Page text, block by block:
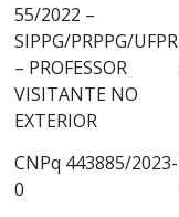
55/2022 –
SIPPG/PRPPG/UFPR
– PROFESSOR
VISITANTE NO
EXTERIOR
CNPq 443885/2023-
0